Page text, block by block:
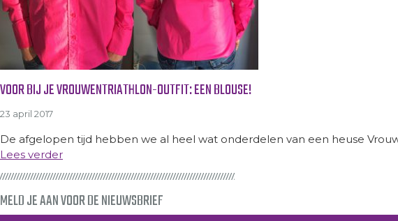
VOOR BIJ JE VROUWENTRIATHLON-OUTFIT: EEN BLOUSE!
23 april 2017
De afgelopen tijd hebben we al heel wat onderdelen van een heuse
Lees verder
MELD JE AAN VOOR DE NIEUWSBRIEF